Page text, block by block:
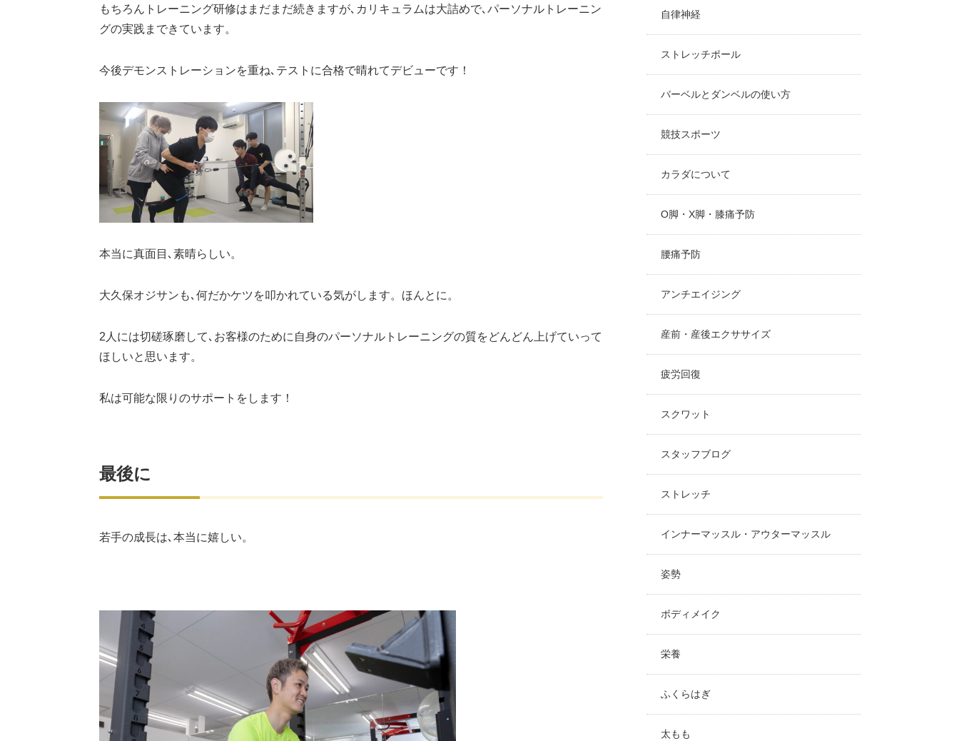
もちろんトレーニング研修はまだまだ続きますが､カリキュラムは大詰めで､パーソナルトレーニン
グの実践まできています。
今後デモンストレーションを重ね､テストに合格で晴れてデビューです！
本当に真面目､素晴らしい。
大久保オジサンも､何だかケツを叩かれている気がします。ほんとに。
2人には切磋琢磨して､お客様のために自身のパーソナルトレーニングの質をどんどん上げていって
ほしいと思います。
私は可能な限りのサポートをします！
最後に
若手の成長は､本当に嬉しい。
自律神経
ストレッチポール
バーベルとダンベルの使い方
競技スポーツ
カラダについて
O脚・X脚・膝痛予防
腰痛予防
アンチエイジング
産前・産後エクササイズ
疲労回復
スクワット
スタッフブログ
ストレッチ
インナーマッスル・アウターマッスル
姿勢
ボディメイク
栄養
ふくらはぎ
太もも